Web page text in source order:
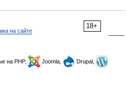
18+
на сайте
на PHP, Joomla,
Drupal,